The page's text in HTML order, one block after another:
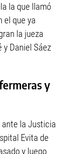
la que llamó
el que ya
la jueza
y Daniel Sáez
y
la Justicia
Evita de
y luego